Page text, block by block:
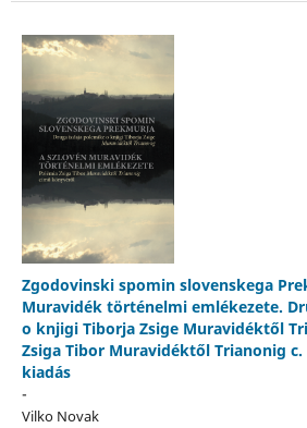
Zgodovinski spomin slovenskega
Muravidék történelmi emlékezete.
o knjigi Tiborja Zsige Muravidéktől
Zsiga Tibor Muravidéktől Trianonig
kiadás
-
Vilko Novak